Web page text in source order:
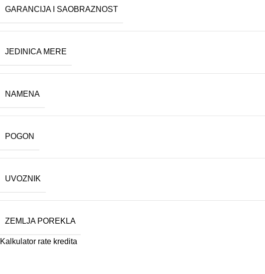
GARANCIJA I SAOBRAZNOST
JEDINICA MERE
NAMENA
POGON
UVOZNIK
ZEMLJA POREKLA
Kalkulator rate kredita